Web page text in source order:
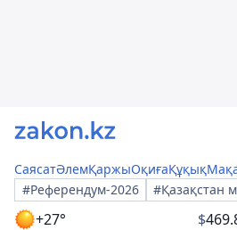
СаясатӘлемҚаржыОқиғаҚұқық
#Референдум-2026
#Қазақстан
+27° $